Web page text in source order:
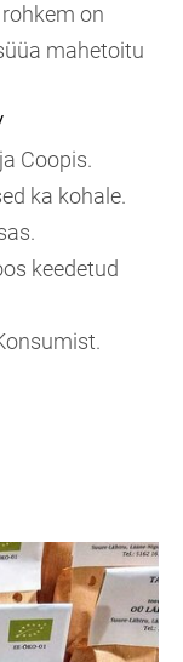
on
mahetoitu
Coopis.
ka kohale.
keedetud